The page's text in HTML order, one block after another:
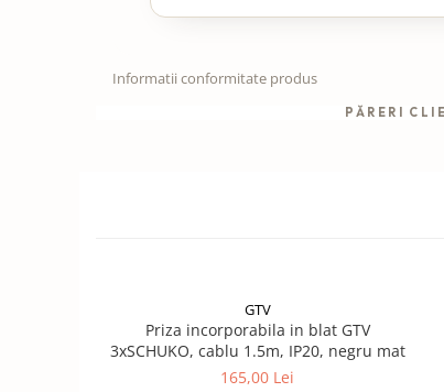
Informatii conformitate produs
PĂRERI
GTV
Priza incorporabila in blat GTV
3xSCHUKO, cablu 1.5m, IP20, negru mat
165,00 Lei